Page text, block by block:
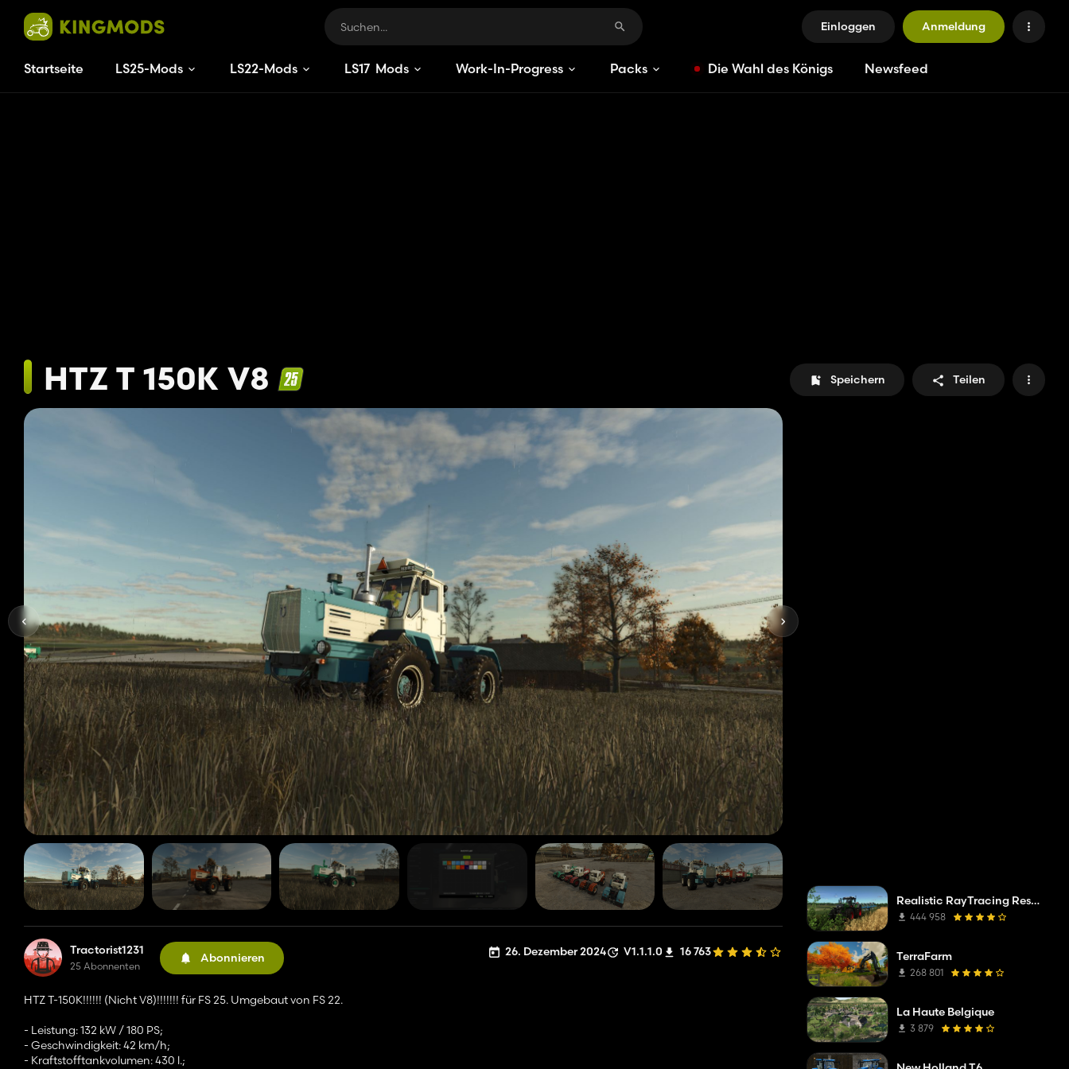
Einloggen Anmeldung
Startseite LS25-Mods LS22-Mods LS17 Mods Work-In-Progress Packs Die Wahl des Königs Newsfeed
HTZ T 150K V8 Speichern Teilen
Tractorist1231
25 Abonnenten
Abonnieren 26. Dezember 2024 V1.1.1.0 16 763
HTZ T-150K!!!!!! (Nicht V8)!!!!!!! für FS 25. Umgebaut von FS 22.
- Leistung: 132 kW / 180 PS;
- Geschwindigkeit: 42 km/h;
- Kraftstofftankvolumen: 430 l.;
Realistic RayTracing Reshade Preset
444 958
TerraFarm
268 801
La Haute Belgique
3 879